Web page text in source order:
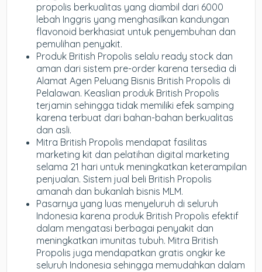
propolis berkualitas yang diambil dari 6000
lebah Inggris yang menghasilkan kandungan
flavonoid berkhasiat untuk penyembuhan dan
pemulihan penyakit.
Produk British Propolis selalu ready stock dan
aman dari sistem pre-order karena tersedia di
Alamat Agen Peluang Bisnis British Propolis di
Pelalawan. Keaslian produk British Propolis
terjamin sehingga tidak memiliki efek samping
karena terbuat dari bahan-bahan berkualitas
dan asli.
Mitra British Propolis mendapat fasilitas
marketing kit dan pelatihan digital marketing
selama 21 hari untuk meningkatkan keterampilan
penjualan. Sistem jual beli British Propolis
amanah dan bukanlah bisnis MLM.
Pasarnya yang luas menyeluruh di seluruh
Indonesia karena produk British Propolis efektif
dalam mengatasi berbagai penyakit dan
meningkatkan imunitas tubuh. Mitra British
Propolis juga mendapatkan gratis ongkir ke
seluruh Indonesia sehingga memudahkan dalam